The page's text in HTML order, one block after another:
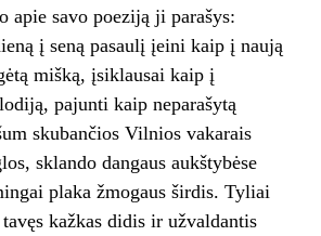
apie savo poeziją ji parašys:
į seną pasaulį įeini kaip į naują
mišką, įsiklausai kaip į
pajunti kaip neparašytą
skubančios Vilnios vakarais
sklando dangaus aukštybėse
plaka žmogaus širdis. Tyliai
kažkas didis ir užvaldantis